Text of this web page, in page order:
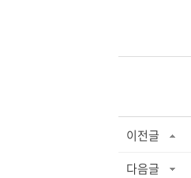
이전글
다음글